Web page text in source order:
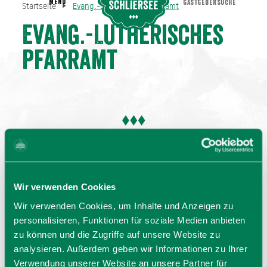
Wir verwenden Cookies
Wir verwenden Cookies, um Inhalte und Anzeigen zu
personalisieren, Funktionen für soziale Medien anbieten
zu können und die Zugriffe auf unsere Website zu
analysieren. Außerdem geben wir Informationen zu Ihrer
Verwendung unserer Website an unsere Partner für
Startseite Evang.-Lutherisches Pfarramt
Evang.-Lutherisches
Pfarramt
Startseite Evang.-Lutherisches Pfarramt
MENU GASTGEBERSUCHE